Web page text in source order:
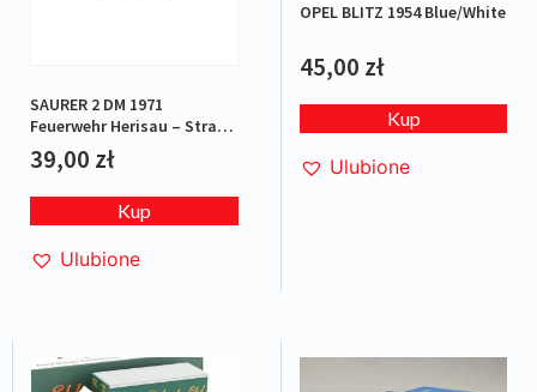
SAURER 2 DM 1971
Feuerwehr Herisau – Straż
pożarna
39,00 zł
Kup
Ulubione
OPEL BLITZ 1954 Blue/White
45,00 zł
Kup
Ulubione